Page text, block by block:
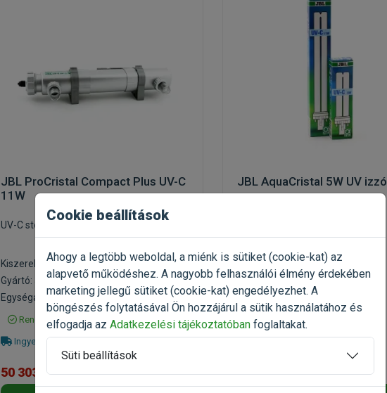
JBL ProCristal Compact Plus UV-C
11W
UV-C sterilizáló készülék
Kiszerelés: 1 Doboz
Gyártó:
JBL
Egységár: 50 303 Ft / db
Rendelhető
Ingyenes házhozszállítás
50 303 Ft 71 861 Ft
JBL AquaCristal 5W UV izzó
Kiszerelés: 1 Darab
Gyártó:JBL
Egységár: 5 298 Ft / db
Rendelhető
5 298 Ft 6 623 Ft
Cookie beállítások
Ahogy a legtöbb weboldal, a miénk is sütiket (cookie-kat) az
alapvető működéshez. A nagyobb felhasználói élmény érdekében
marketing jellegű sütiket (cookie-kat) engedélyezhet. A
böngészés folytatásával Ön hozzájárul a sütik használatához és
elfogadja az Adatkezelési tájékoztatóban foglaltakat.
Süti beállítások